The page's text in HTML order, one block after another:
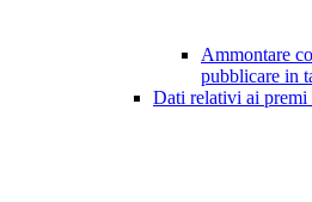
Ammontare
pubblicare in
Dati relativi ai premi